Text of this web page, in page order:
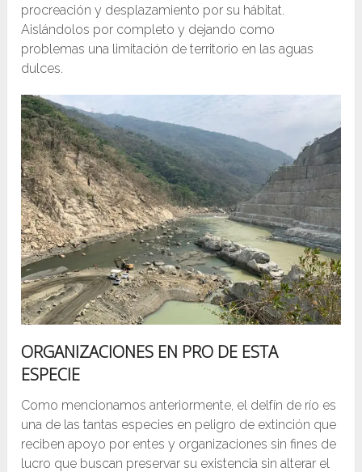
procreación y desplazamiento por su hábitat.
Aislándolos por completo y dejando como
problemas una limitación de territorio en las aguas
dulces.
ORGANIZACIONES EN PRO DE ESTA
ESPECIE
Como mencionamos anteriormente, el delfín de río es
una de las tantas especies en peligro de extinción que
reciben apoyo por entes y organizaciones sin fines de
lucro que buscan preservar su existencia sin alterar el